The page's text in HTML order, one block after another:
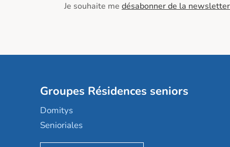
Je souhaite me désabonner de la newsletter
Groupes Résidences seniors
Domitys
Senioriales
Nohée